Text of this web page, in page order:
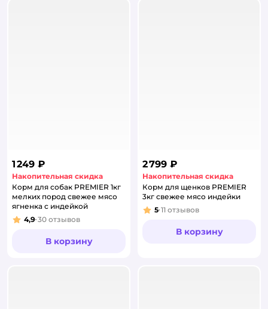
1 249 ₽
Накопительная скидка
Корм для собак PREMIER 1кг
мелких пород свежее мясо
ягненка с индейкой
Рейтинг:
4,9 30 отзывов
В корзину
2 799 ₽
Накопительная скидка
Корм для щенков PREMIER
3кг свежее мясо индейки
Рейтинг:
5 11 отзывов
В корзину